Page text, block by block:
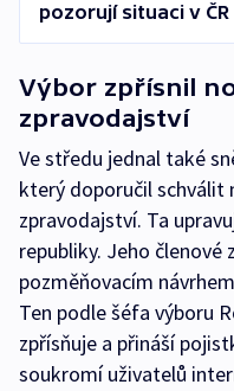
pozorují situaci v ČR
Výbor zpřísnil
zpravodajství
Ve středu jednal také
který doporučil schválit
zpravodajství. Ta
republiky. Jeho členové
pozměňovacím
Ten podle šéfa výboru
zpřísňuje a přináší
soukromí uživatelů